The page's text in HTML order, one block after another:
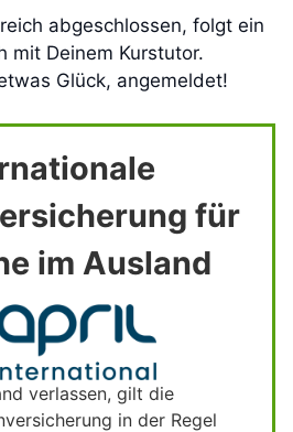
abgeschlossen, folgt ein
mit Deinem Kurstutor.
Glück, angemeldet!
für
im Ausland
verlassen, gilt die
in der Regel